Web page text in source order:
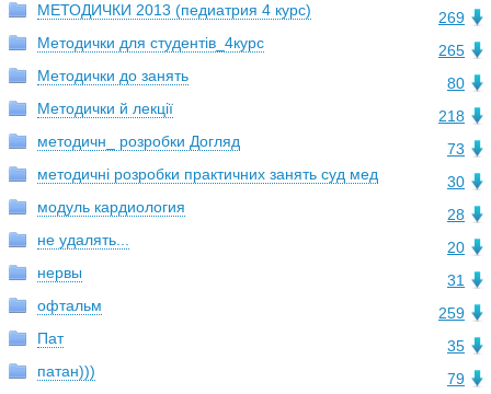
269
МЕТОДИЧКИ 2013 (педиатрия 4 курс)
265
Методички для студентів_4курс
80
Методички до занять
218
Методички й лекції
73
методичн_ розробки Догляд
30
методичні розробки практичних занять суд мед
28
модуль кардиология
20
не удалять...
31
нервы
259
офтальм
35
Пат
79
патан)))